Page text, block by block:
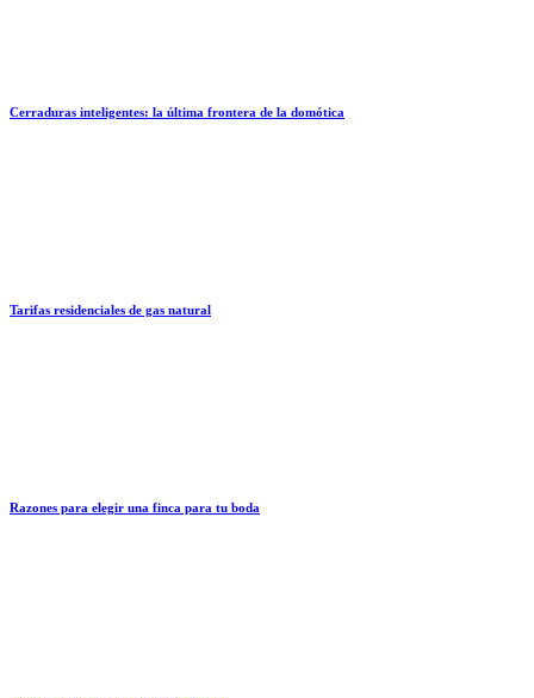
Cerraduras inteligentes: la última frontera de la domótica
Tarifas residenciales de gas natural
Razones para elegir una finca para tu boda